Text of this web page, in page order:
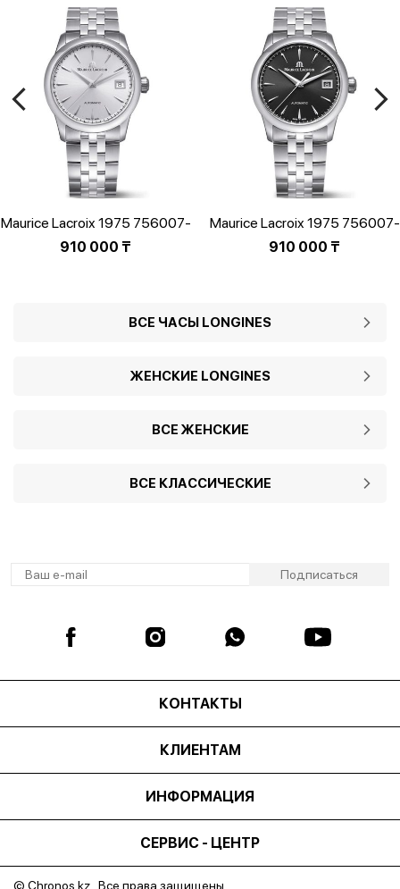
Maurice Lacroix 1975 756007-
SS002-130-1
910 000 ₸
Maurice Lacroix 1975 756007-
SS002-330-1
910 000 ₸
ВСЕ ЧАСЫ LONGINES
ЖЕНСКИЕ LONGINES
ВСЕ ЖЕНСКИЕ
ВСЕ КЛАССИЧЕСКИЕ
КОНТАКТЫ
КЛИЕНТАМ
ИНФОРМАЦИЯ
СЕРВИС - ЦЕНТР
© Chronos.kz Все права защищены.